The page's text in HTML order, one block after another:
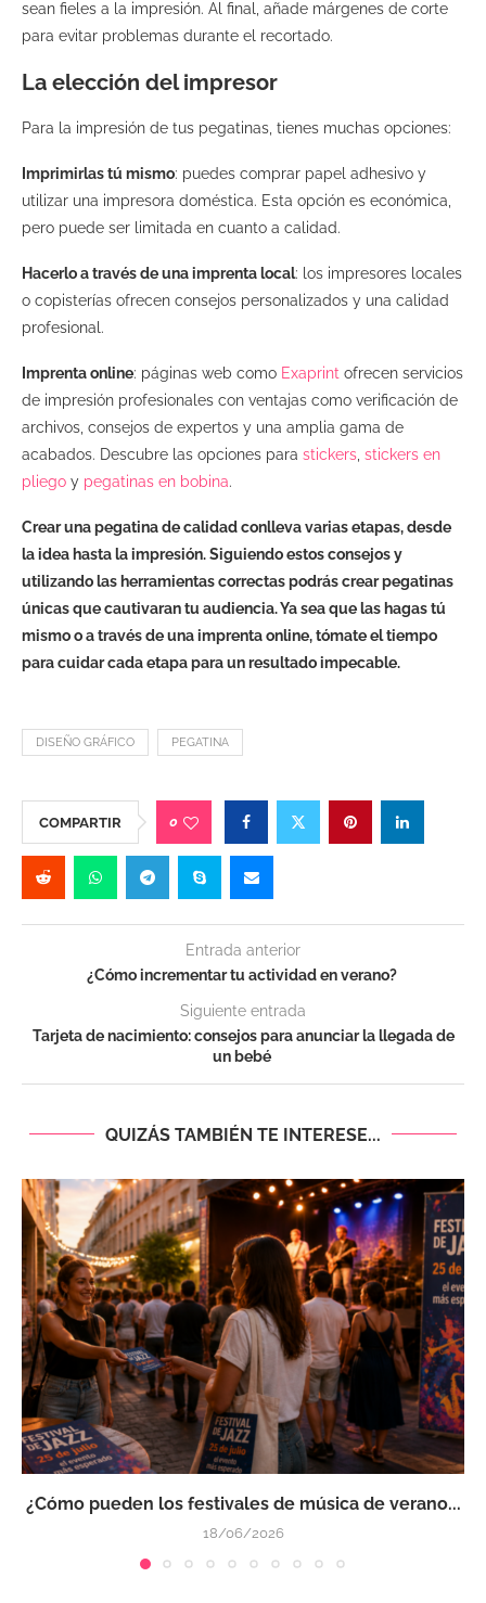
sean fieles a la impresión. Al final, añade márgenes de corte
para evitar problemas durante el recortado.
La elección del impresor
Para la impresión de tus pegatinas, tienes muchas opciones:
Imprimirlas tú mismo: puedes comprar papel adhesivo y
utilizar una impresora doméstica. Esta opción es económica,
pero puede ser limitada en cuanto a calidad.
Hacerlo a través de una imprenta local: los impresores locales
o copisterías ofrecen consejos personalizados y una calidad
profesional.
Imprenta online: páginas web como Exaprint ofrecen servicios
de impresión profesionales con ventajas como verificación de
archivos, consejos de expertos y una amplia gama de
acabados. Descubre las opciones para stickers stickers en
pliego y pegatinas en bobina.
Crear una pegatina de calidad conlleva varias etapas, desde
la idea hasta la impresión. Siguiendo estos consejos y
utilizando las herramientas correctas podrás crear pegatinas
únicas que cautivaran tu audiencia. Ya sea que las hagas tú
mismo o a través de una imprenta online, tómate el tiempo
para cuidar cada etapa para un resultado impecable.
DISEÑO GRÁFICO PEGATINA
COMPARTIR 0
Entrada anterior
¿Cómo incrementar tu actividad en verano?
Siguiente entrada
Tarjeta de nacimiento: consejos para anunciar la llegada de
un bebé
QUIZÁS TAMBIÉN TE INTERESE...
¿Cómo pueden los festivales de música de verano...
18/06/2026